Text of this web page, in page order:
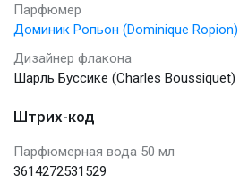
Парфюмер
Доминик Ропьон (Dominique Ropion)
Дизайнер флакона
Шарль Буссике (Charles Boussiquet)
Штрих-код
Парфюмерная вода 50 мл
3614272531529